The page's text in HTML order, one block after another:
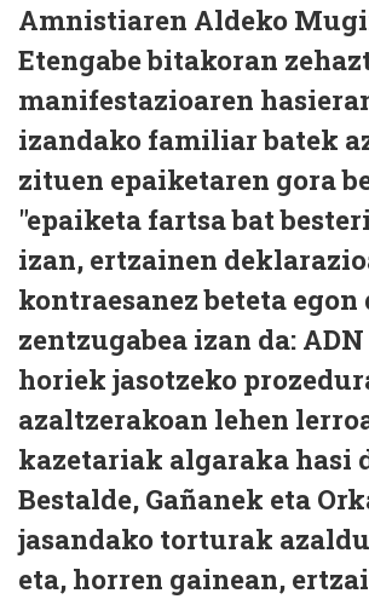
Amnistiaren Aldeko
Etengabe bitakoran
manifestazioaren
izandako familiar batek
zituen epaiketaren gora
"epaiketa fartsa bat
izan, ertzainen
kontraesanez beteta egon
zentzugabea izan da:
horiek jasotzeko
azaltzerakoan lehen
kazetariak algaraka hasi
Bestalde, Gañanek eta
jasandako torturak
eta, horren gainean,